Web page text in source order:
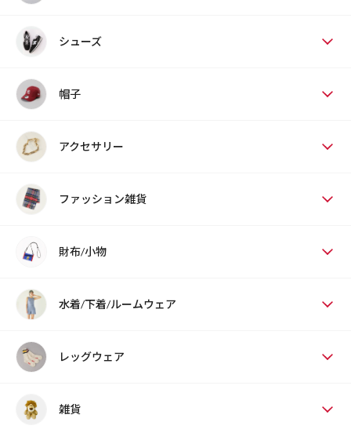
シューズ
帽子
アクセサリー
ファッション雑貨
財布/小物
水着/下着/ルームウェア
レッグウェア
雑貨